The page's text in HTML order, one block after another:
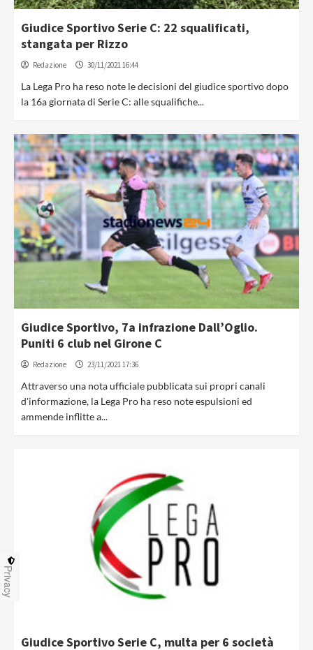
Giudice Sportivo Serie C: 22 squalificati,
stangata per Rizzo
Redazione 30/11/2021 16:44
La Lega Pro ha reso note le decisioni del giudice sportivo dopo
la 16a giornata di Serie C: alle squalifiche...
Giudice Sportivo, 7a infrazione Dall’Oglio.
Puniti 6 club nel Girone C
Redazione 23/11/2021 17:36
Attraverso una nota ufficiale pubblicata sui propri canali
d'informazione, la Lega Pro ha reso note espulsioni ed
ammende inflitte a...
Giudice Sportivo Serie C, multa per 6 società
Privacy